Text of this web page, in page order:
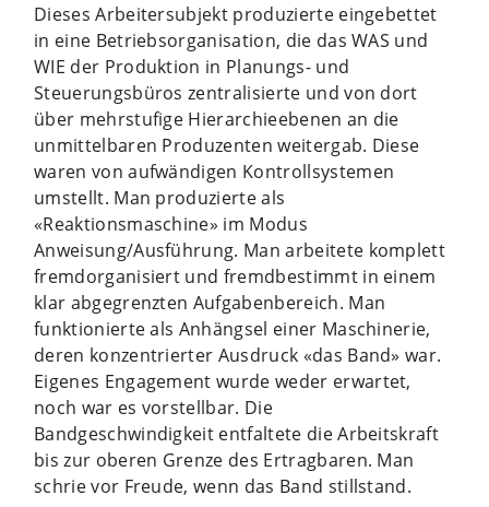
Dieses Arbeitersubjekt produzierte eingebettet
in eine Betriebsorganisation, die das WAS und
WIE der Produktion in Planungs- und
Steuerungsbüros zentralisierte und von dort
über mehrstufige Hierarchieebenen an die
unmittelbaren Produzenten weitergab. Diese
waren von aufwändigen Kontrollsystemen
umstellt. Man produzierte als
«Reaktionsmaschine» im Modus
Anweisung/Ausführung. Man arbeitete komplett
fremdorganisiert und fremdbestimmt in einem
klar abgegrenzten Aufgabenbereich. Man
funktionierte als Anhängsel einer Maschinerie,
deren konzentrierter Ausdruck «das Band» war.
Eigenes Engagement wurde weder erwartet,
noch war es vorstellbar. Die
Bandgeschwindigkeit entfaltete die Arbeitskraft
bis zur oberen Grenze des Ertragbaren. Man
schrie vor Freude, wenn das Band stillstand.